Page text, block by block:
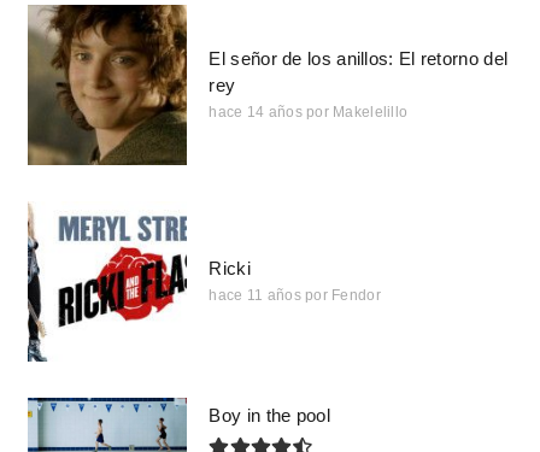
El señor de los anillos: El retorno del
rey
hace 14 años por Makelelillo
Ricki
hace 11 años por Fendor
Boy in the pool